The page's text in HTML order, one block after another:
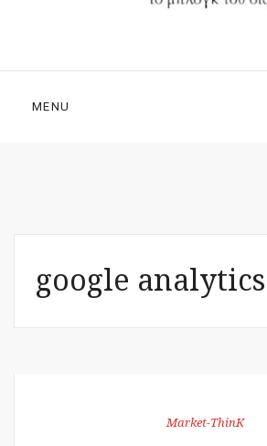
MENU
google analytics
Market-ThinK